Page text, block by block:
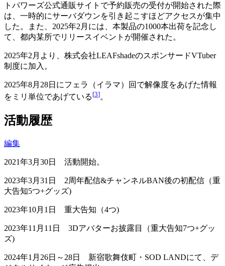
トパワーズ公式通販サイトで予約販売の受付が開始された際
は、一時的にサーバダウンを引き起こすほどアクセスが集中
した。また、2025年2月には、本製品の1000本出荷を記念し
て、都内某所でリリースイベントが開催された。
2025年2月より、株式会社LEAFshadeのスポンサードVTuber
制度に加入。
2025年8月28日にフェラ（イラマ）回で解像度をあげた情報
をミリ単位であげている [3]。
活動履歴
編集
2021年3月30日 活動開始。
2023年3月31日 2周年配信&チャンネルBAN後の初配信（重
大告知5つ+グッズ)
2023年10月1日 重大告知（4つ)
2023年11月11日 3Dアバターお披露目（重大告知7つ+グッ
ズ)
2024年1月26日～28日 新宿歌舞伎町・SOD LANDにて、デ